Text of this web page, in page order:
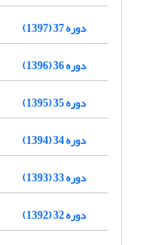
دوره 37 (1397)
دوره 36 (1396)
دوره 35 (1395)
دوره 34 (1394)
دوره 33 (1393)
دوره 32 (1392)